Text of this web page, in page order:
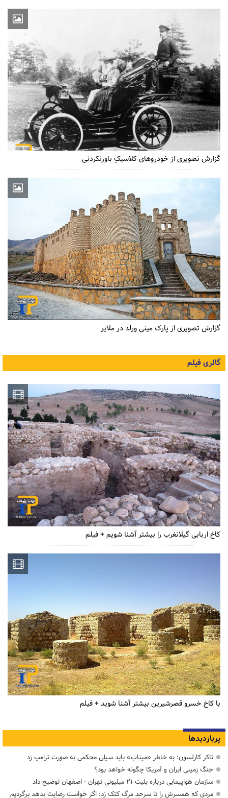
گزارش تصویری از خودروهای کلاسیکِ باورنکردنی
گزارش تصویری از پارک مینی ورلد در ملایر
گالری فیلم
کاخ اربابی گیلانغرب را بیشتر آشنا شویم + فیلم
با کاخ خسرو قصرشیرین بیشتر آشنا شوید + فیلم
پربازدیدها
تاکر کارلسون: به خاطر «میناب» باید سیلی محکمی به صورت ترامپ زد
جنگ زمینی ایران و آمریکا چگونه خواهد بود؟
سازمان هواپیمایی درباره بلیت ۲۱ میلیونی تهران - اصفهان توضیح داد
مردی که همسرش را تا سرحد مرگ کتک زد: اگر خواست رضایت بدهد برگردیم